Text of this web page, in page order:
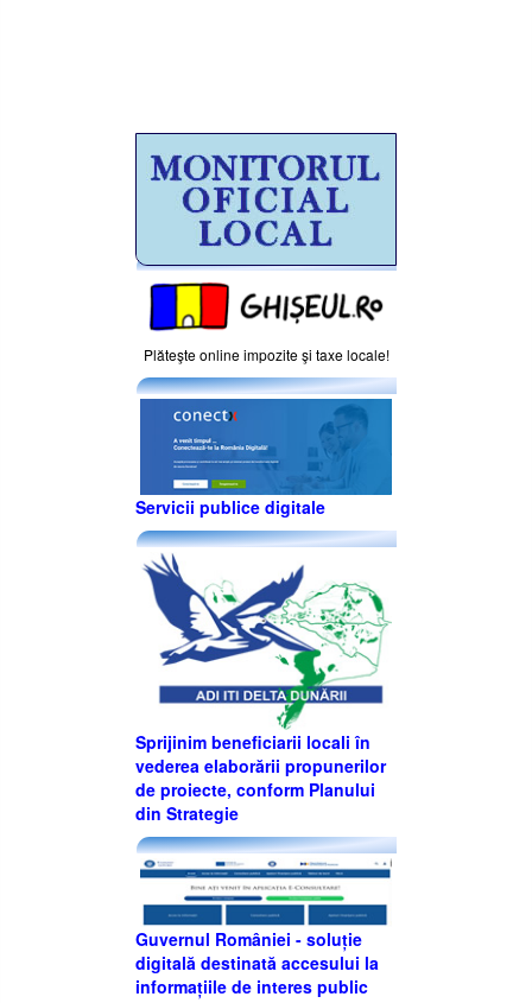
Plăteşte online impozite şi taxe locale!
Servicii publice digitale
Sprijinim beneficiarii locali în
vederea elaborării propunerilor
de proiecte, conform Planului
din Strategie
Guvernul României - soluție
digitală destinată accesului la
informațiile de interes public